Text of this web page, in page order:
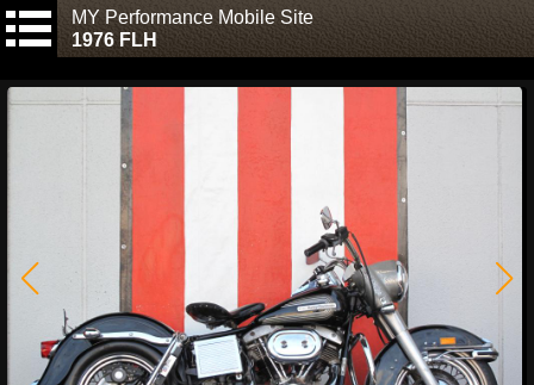
MY Performance Mobile Site
1976 FLH